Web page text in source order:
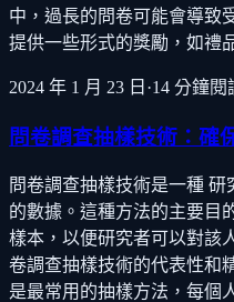
中，過長的問卷可能會導致
提供一些形式的獎勵，如禮
2024 年 1 月 23 日 ·14 分鐘閱
問卷調查抽樣技術：確
問卷調查抽樣技術是一種
的數據。這種方法的主要目
樣本，以便研究者可以對該
卷調查抽樣技術的代表性和
是最常用的抽樣方法，每個